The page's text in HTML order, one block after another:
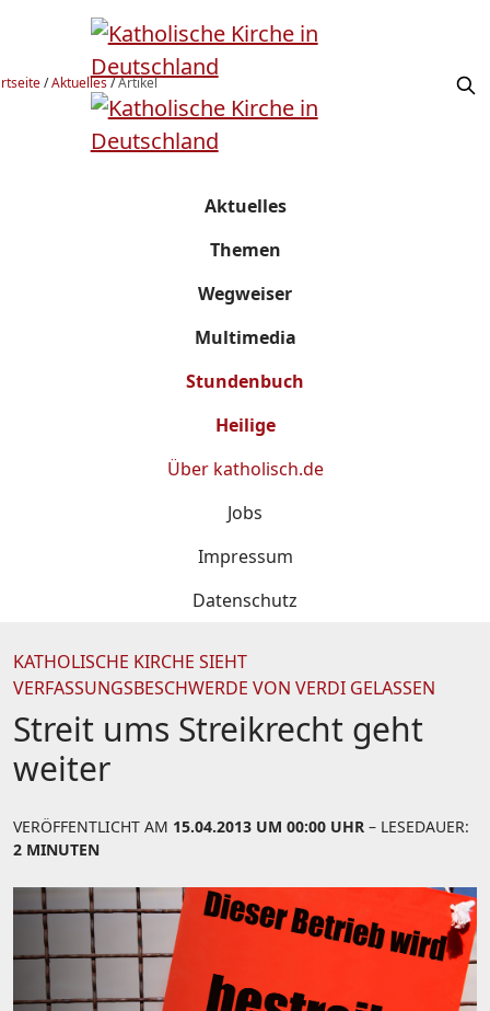
/Aktuelles/Artikel
Aktuelles
Themen
Wegweiser
Multimedia
Stundenbuch
Heilige
Über katholisch.de
Jobs
Impressum
Datenschutz
KATHOLISCHE KIRCHE SIEHT
VERFASSUNGSBESCHWERDE VON VERDI GELASSEN
Streit ums Streikrecht geht
weiter
VERÖFFENTLICHT AM 15.04.2013 UM 00:00 UHR – LESEDAUER:
2 MINUTEN